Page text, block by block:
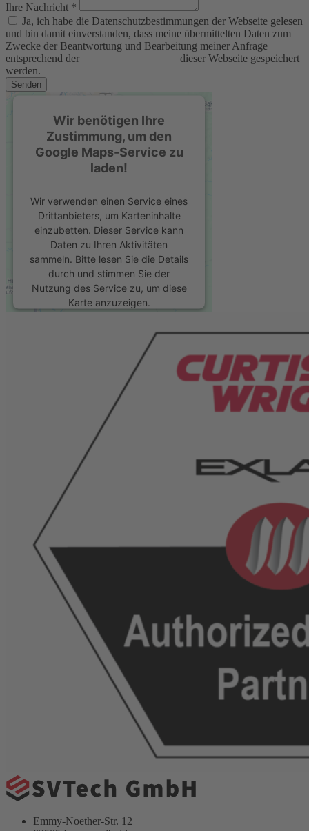
Ihre Nachricht *
Ja, ich habe die Datenschutzbestimmungen der Webseite gelesen
und bin damit einverstanden, dass meine übermittelten Daten zum
Zwecke der Beantwortung und Bearbeitung meiner Anfrage
entsprechend der
dieser Webseite gespeichert
werden.
Senden
Wir benötigen Ihre
Zustimmung, um den
Google Maps-Service zu
laden!
Wir verwenden einen Service eines
Drittanbieters, um Karteninhalte
einzubetten. Dieser Service kann
Daten zu Ihren Aktivitäten
sammeln. Bitte lesen Sie die Details
durch und stimmen Sie der
Nutzung des Service zu, um diese
Karte anzuzeigen.
Akzeptieren
Usercentrics Consent
Management Platform
Emmy-Noether-Str. 12